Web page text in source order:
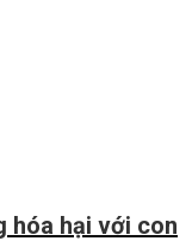
hóa hại với con